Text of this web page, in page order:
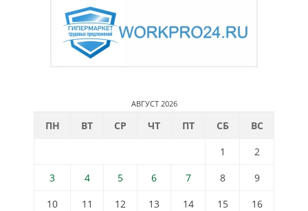
АВГУСТ 2026
ПН ВТ СР ЧТ ПТ СБ
ВС
1
2
3
4 5 6 7 8
9
10
11 12 13 14 15
16